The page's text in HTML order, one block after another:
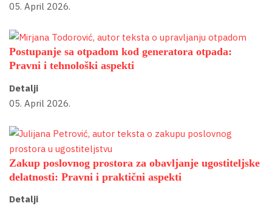
05. April 2026.
Postupanje sa otpadom kod generatora otpada:
Pravni i tehnološki aspekti
Detalji
05. April 2026.
Zakup poslovnog prostora za obavljanje ugostiteljske
delatnosti: Pravni i praktični aspekti
Detalji